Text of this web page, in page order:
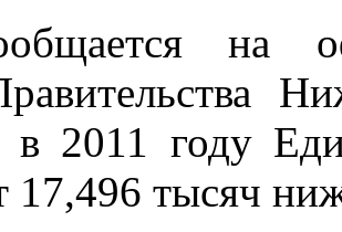
на
в 2011 году
17,496 тысяч